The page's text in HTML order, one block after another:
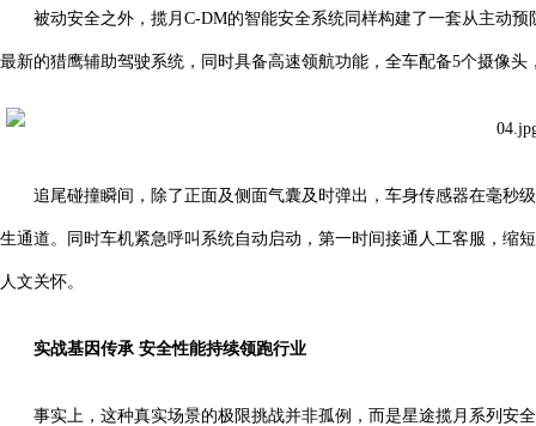
被动安全之外，揽月C-DM的智能安全系统同样构建了一套从主动
最新的猎鹰辅助驾驶系统，同时具备高速领航功能，全车配备5个摄像
追尾碰撞瞬间，除了正面及侧面气囊及时弹出，车身传感器在毫秒
生通道。同时车机紧急呼叫系统自动启动，第一时间接通人工客服，缩
人文关怀。
实战基因传承 安全性能持续领跑行业
事实上，这种真实场景的极限挑战并非孤例，而是星途揽月系列安